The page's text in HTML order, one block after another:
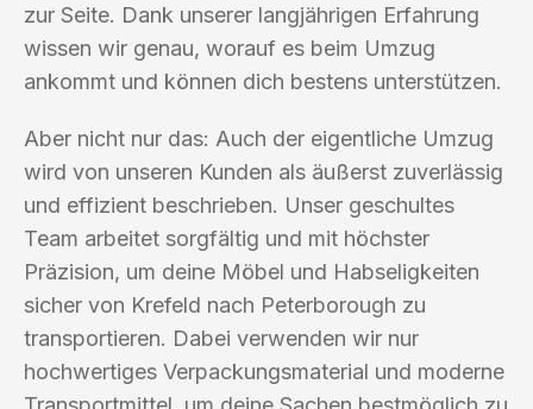
zur Seite. Dank unserer langjährigen Erfahrung
wissen wir genau, worauf es beim Umzug
ankommt und können dich bestens unterstützen.
Aber nicht nur das: Auch der eigentliche Umzug
wird von unseren Kunden als äußerst zuverlässig
und effizient beschrieben. Unser geschultes
Team arbeitet sorgfältig und mit höchster
Präzision, um deine Möbel und Habseligkeiten
sicher von Krefeld nach Peterborough zu
transportieren. Dabei verwenden wir nur
hochwertiges Verpackungsmaterial und moderne